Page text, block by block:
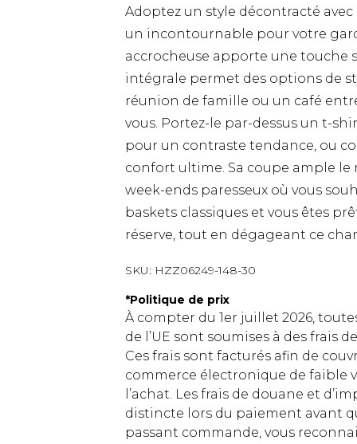
Adoptez un style décontracté
un incontournable pour votre
accrocheuse apporte une touche
intégrale permet des options de
réunion de famille ou un café
vous. Portez-le par-dessus un t-
pour un contraste tendance, ou
confort ultime. Sa coupe ample le
week-ends paresseux où vous
baskets classiques et vous êtes
réserve, tout en dégageant ce
SKU: HZZ06249-148-30
*Politique de prix
À compter du 1er juillet 2026,
de l’UE sont soumises à des frais
Ces frais sont facturés afin de
commerce électronique de faible
l’achat. Les frais de douane et
distincte lors du paiement avant
passant commande, vous